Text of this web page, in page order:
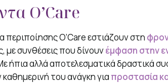
O’Care
περιποίησης O’Care εστιάζουν στη
με συνθέσεις που δίνουνέμφαση στην
ήπια αλλά αποτελεσματικά δραστικά
του ανάγκη για προστασία